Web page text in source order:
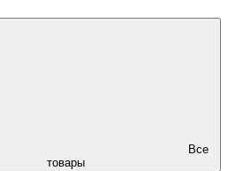
Все
товары